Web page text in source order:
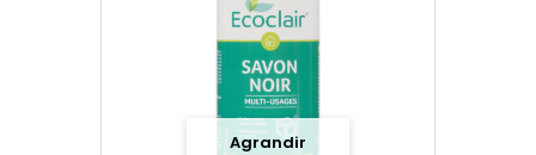
Agrandir